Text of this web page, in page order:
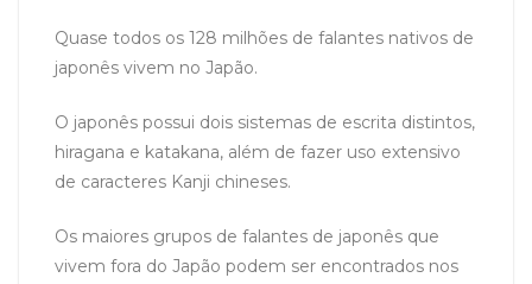
Quase todos os 128 milhões de falantes nativos de
japonês vivem no Japão.
O japonês possui dois sistemas de escrita distintos,
hiragana e katakana, além de fazer uso extensivo
de caracteres Kanji chineses.
Os maiores grupos de falantes de japonês que
vivem fora do Japão podem ser encontrados nos